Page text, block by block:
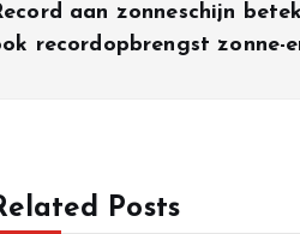
aan zonneschijn
recordopbrengst zonne-
Posts